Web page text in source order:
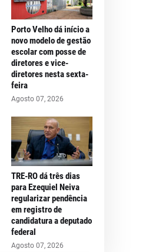
Porto Velho dá início a
novo modelo de gestão
escolar com posse de
diretores e vice-
diretores nesta sexta-
feira
Agosto 07, 2026
TRE-RO dá três dias
para Ezequiel Neiva
regularizar pendência
em registro de
candidatura a deputado
federal
Agosto 07, 2026